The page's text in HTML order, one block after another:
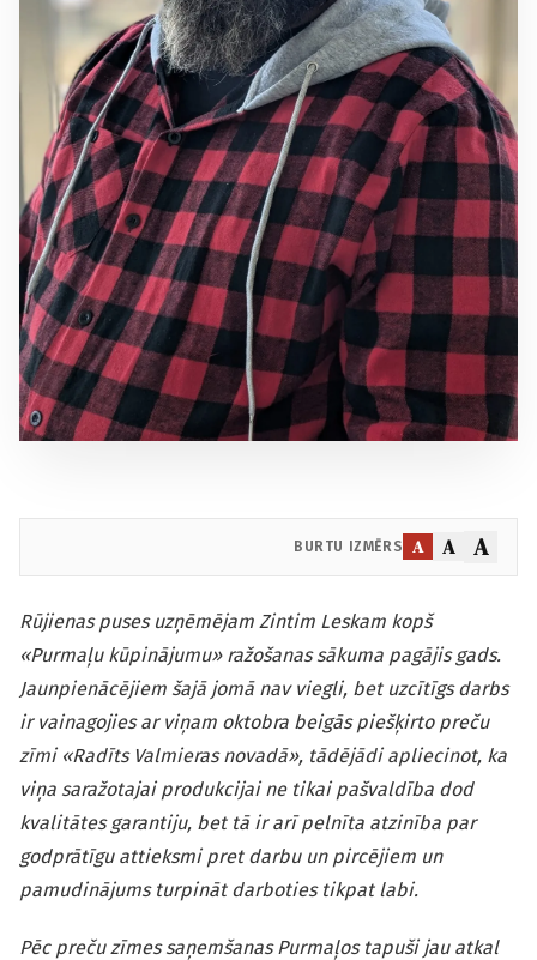
BURTU IZMĒRS A A A
Rūjienas puses uzņēmējam Zintim Leskam kopš
«Purmaļu kūpinājumu» ražošanas sākuma pagājis gads.
Jaunpienācējiem šajā jomā nav viegli, bet uzcītīgs darbs
ir vainagojies ar viņam oktobra beigās piešķirto preču
zīmi «Radīts Valmieras novadā», tādējādi apliecinot, ka
viņa saražotajai produkcijai ne tikai pašvaldība dod
kvalitātes garantiju, bet tā ir arī pelnīta atzinība par
godprātīgu attieksmi pret darbu un pircējiem un
pamudinājums turpināt darboties tikpat labi.
Pēc preču zīmes saņemšanas Purmaļos tapuši jau atkal